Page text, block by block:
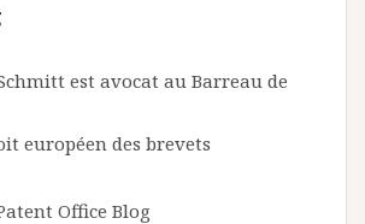
est avocat au Barreau de
européen des brevets
Office Blog